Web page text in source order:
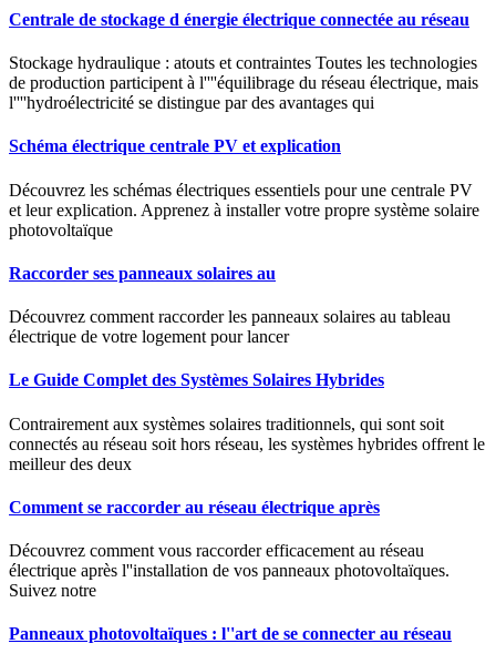
Centrale de stockage d énergie électrique connectée au réseau
Stockage hydraulique : atouts et contraintes Toutes les technologies
de production participent à l''''équilibrage du réseau électrique, mais
l''''hydroélectricité se distingue par des avantages qui
Schéma électrique centrale PV et explication
Découvrez les schémas électriques essentiels pour une centrale PV
et leur explication. Apprenez à installer votre propre système solaire
photovoltaïque
Raccorder ses panneaux solaires au
Découvrez comment raccorder les panneaux solaires au tableau
électrique de votre logement pour lancer
Le Guide Complet des Systèmes Solaires Hybrides
Contrairement aux systèmes solaires traditionnels, qui sont soit
connectés au réseau soit hors réseau, les systèmes hybrides offrent le
meilleur des deux
Comment se raccorder au réseau électrique après
Découvrez comment vous raccorder efficacement au réseau
électrique après l''installation de vos panneaux photovoltaïques.
Suivez notre
Panneaux photovoltaïques : l''art de se connecter au réseau